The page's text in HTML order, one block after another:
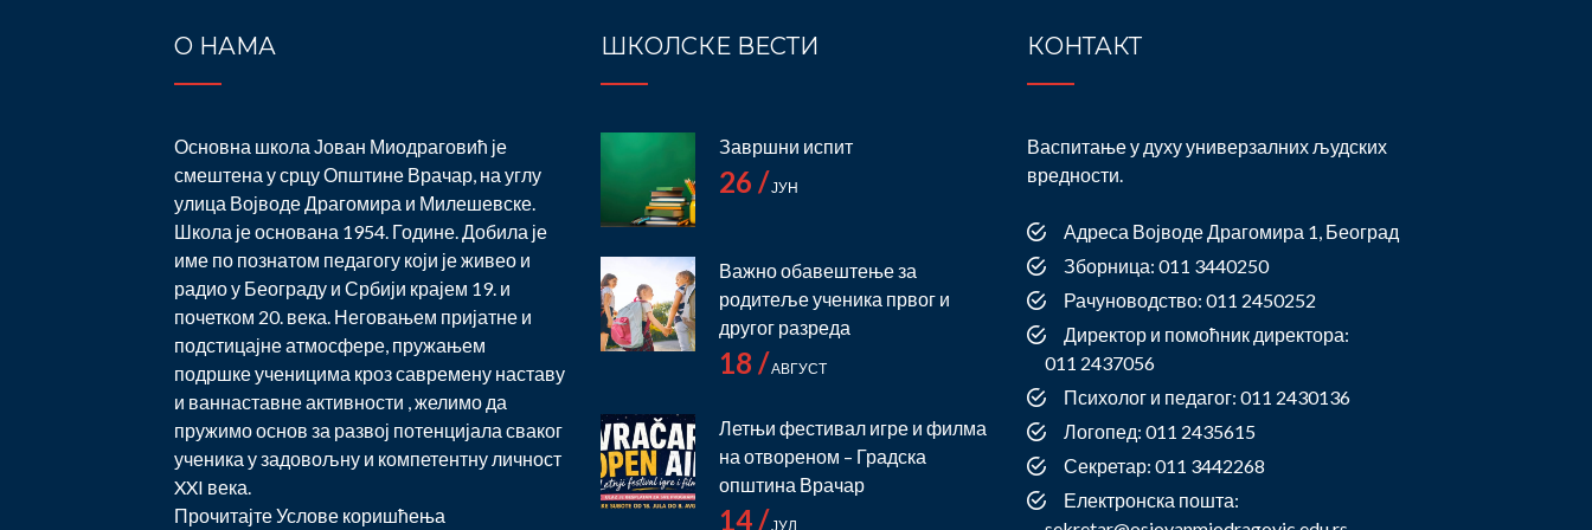
О НАМА
Основна школа Јован Миодраговић је
смештена у срцу Општине Врачар, на углу
улица Војводе Драгомира и Милешевске.
Школа је основана 1954. Године. Добила је
име по познатом педагогу који је живео и
радио у Београду и Србији крајем 19. и
почетком 20. века. Неговањем пријатне и
подстицајне атмосфере, пружањем
подршке ученицима кроз савремену наставу
и ваннаставне активности , желимо да
пружимо основ за развој потенцијала сваког
ученика у задовољну и компетентну личност
XXI века.
ПрочитајтеУслове коришћења
ШКОЛСКЕ ВЕСТИ
Завршни испит
26 /ЈУН
Важно обавештење за
родитеље ученика првог и
другог разреда
18 /АВГУСТ
Летњи фестивал игре и филма
на отвореном – Градска
општина Врачар
14 /ЈУЛ
КОНТАКТ
Васпитање у духу универзалних људских
вредности.
Адреса Војводе Драгомира 1, Београд
Зборница: 011 3440250
Рачуноводство: 011 2450252
Директор и помоћник директора:
011 2437056
Психолог и педагог: 011 2430136
Логопед: 011 2435615
Секретар: 011 3442268
Електронска пошта: